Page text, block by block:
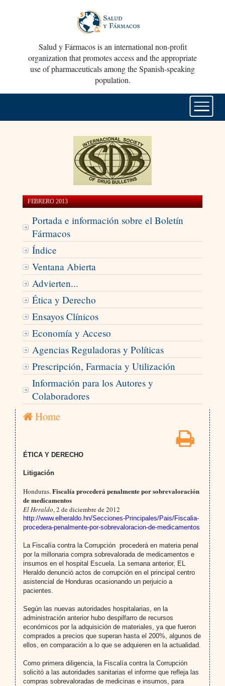
Salud y Fármacos is an international non-profit
organization that promotes access and the appropriate
use of pharmaceuticals among the Spanish-speaking
population.
FEBRERO 2013
Portada e información sobre el Boletín
Fármacos
Índice
Ventana Abierta
Advierten...
Ética y Derecho
Ensayos Clínicos
Economía y Acceso
Agencias Reguladoras y Políticas
Prescripción, Farmacia y Utilización
Información para los Autores y
Colaboradores
Home
ÉTICA Y DERECHO
Litigación
Honduras.Fiscalía procederá penalmente por sobrevaloración
de medicamentos
El Heraldo, 2 de diciembre de 2012
http://www.elheraldo.hn/Secciones-Principales/Pais/Fiscalia-
procedera-penalmente-por-sobrevaloracion-de-medicamentos
La Fiscalía contra la Corrupción procederá en materia penal
por la millonaria compra sobrevalorada de medicamentos e
insumos en el hospital Escuela. La semana anterior, EL
Heraldo denunció actos de corrupción en el principal centro
asistencial de Honduras ocasionando un perjuicio a
pacientes.
Según las nuevas autoridades hospitalarias, en la
administración anterior hubo despilfarro de recursos
económicos por la adquisición de materiales, ya que fueron
comprados a precios que superan hasta el 200%, algunos de
ellos, en comparación a lo que se adquieren en la actualidad.
Como primera diligencia, la Fiscalía contra la Corrupción
solicitó a las autoridades sanitarias el informe que refleja las
compras sobrevaloradas de medicinas e insumos, para